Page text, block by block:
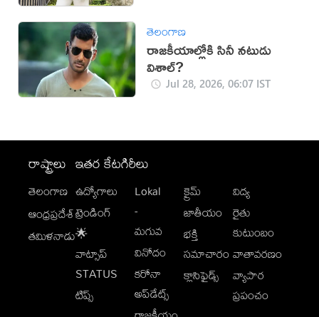
తెలంగాణ
రాజకీయాల్లోకి సినీ నటుడు
విశాల్‌?
Jul 28, 2026, 06:07 IST
రాష్ట్రాలు
తెలంగాణ
ఆంధ్రప్రదేశ్
తమిళనాడు
ఇతర కేటగిరీలు
ఉద్యోగాలు
ట్రెండింగ్
🌟
వాట్సాప్
STATUS
టిప్స్
Lokal
-
మగువ
వినోదం
కరోనా
అప్‌డేట్స్
క్రైమ్
జాతీయం
భక్తి
సమాచారం
క్లాసిఫైడ్స్
విద్య
రైతు
కుటుంబం
వాతావరణం
వ్యాపార
ప్రపంచం